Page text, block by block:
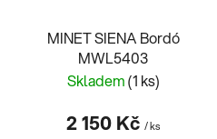
MINET SIENA Bordó
MWL5403
Skladem(1 ks)
2 150 Kč / ks